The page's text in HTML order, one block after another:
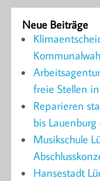
Neue Beiträge
freie Stellen
Reparieren
bis
Musikschule
Hansestadt